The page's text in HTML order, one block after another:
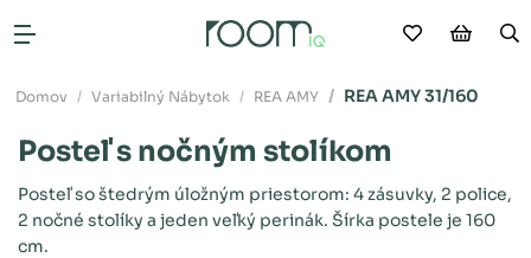
Otvoriť menu Moje
Domov Variabilný Nábytok REA AMY REA AMY 31/160
Posteľ s nočným stolíkom
Posteľ so štedrým úložným priestorom: 4 zásuvky, 2 police,
2 nočné stolíky a jeden veľký perinák. Šírka postele je 160
cm.